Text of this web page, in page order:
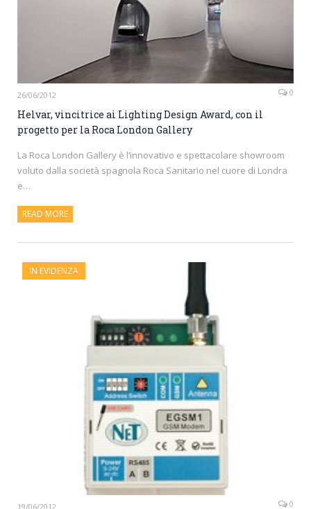
26/06/2012 0
Helvar, vincitrice ai Lighting Design Award, con il
progetto per la Roca London Gallery
La Roca London Gallery è l’innovativo e spettacolare showroom
voluto dalla società spagnola Roca Sanitario nel cuore di Londra
e…
READ MORE
IN EVIDENZA
19/06/2012 0